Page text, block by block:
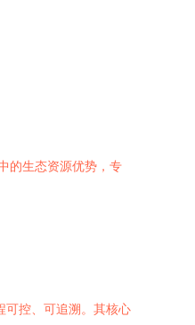
的生态资源优势，专
可控、可追溯。其核心